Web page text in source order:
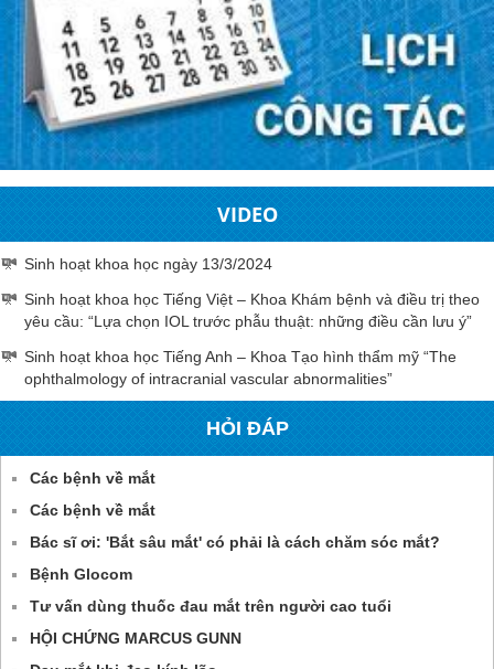
VIDEO
Sinh hoạt khoa học ngày 13/3/2024
Sinh hoạt khoa học Tiếng Việt – Khoa Khám bệnh và điều trị theo
yêu cầu: “Lựa chọn IOL trước phẫu thuật: những điều cần lưu ý”
Sinh hoạt khoa học Tiếng Anh – Khoa Tạo hình thẩm mỹ “The
ophthalmology of intracranial vascular abnormalities”
HỎI ĐÁP
Các bệnh về mắt
Các bệnh về mắt
Bác sĩ ơi: 'Bắt sâu mắt' có phải là cách chăm sóc mắt?
Bệnh Glocom
Tư vấn dùng thuốc đau mắt trên người cao tuổi
HỘI CHỨNG MARCUS GUNN